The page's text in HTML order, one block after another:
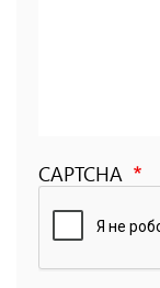
CAPTCHA